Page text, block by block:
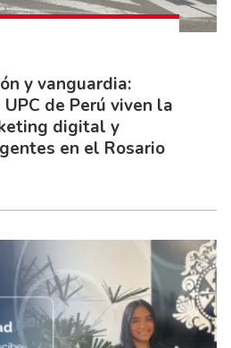
y vanguardia:
de Perú viven la
digital y
en el Rosario